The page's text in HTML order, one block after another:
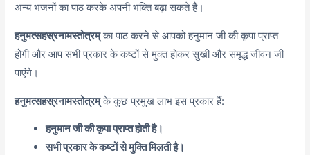
अन्य भजनों का पाठ करके अपनी भक्ति बढ़ा सकते हैं।
हनुमत्सहस्रनामस्तोत्रम्का पाठ करने से आपको हनुमान जी की कृपा प्राप्त
होगी और आप सभी प्रकार के कष्टों से मुक्त होकर सुखी और समृद्ध जीवन जी
पाएंगे।
हनुमत्सहस्रनामस्तोत्रम्के कुछ प्रमुख लाभ इस प्रकार हैं:
हनुमान जी की कृपा प्राप्त होती है।
सभी प्रकार के कष्टों से मुक्ति मिलती है।